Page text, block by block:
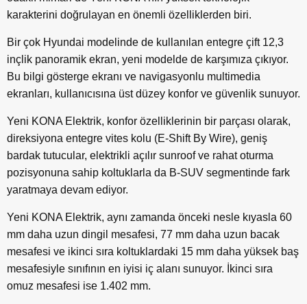
karakterini doğrulayan en önemli özelliklerden biri.
Bir çok Hyundai modelinde de kullanılan entegre çift 12,3
inçlik panoramik ekran, yeni modelde de karşımıza çıkıyor.
Bu bilgi gösterge ekranı ve navigasyonlu multimedia
ekranları, kullanıcısına üst düzey konfor ve güvenlik sunuyor.
Yeni KONA Elektrik, konfor özelliklerinin bir parçası olarak,
direksiyona entegre vites kolu (E-Shift By Wire), geniş
bardak tutucular, elektrikli açılır sunroof ve rahat oturma
pozisyonuna sahip koltuklarla da B-SUV segmentinde fark
yaratmaya devam ediyor.
Yeni KONA Elektrik, aynı zamanda önceki nesle kıyasla 60
mm daha uzun dingil mesafesi, 77 mm daha uzun bacak
mesafesi ve ikinci sıra koltuklardaki 15 mm daha yüksek baş
mesafesiyle sınıfının en iyisi iç alanı sunuyor. İkinci sıra
omuz mesafesi ise 1.402 mm.